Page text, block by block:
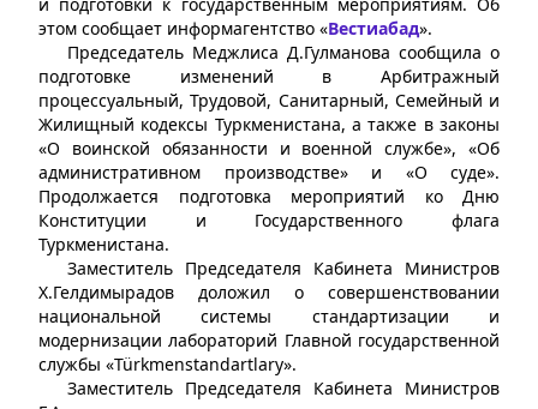
этом сообщает информагентство «Вестиабад».
Председатель Меджлиса Д.Гулманова сообщила о
подготовке изменений в Арбитражный
процессуальный, Трудовой, Санитарный, Семейный и
Жилищный кодексы Туркменистана, а также в законы
«О воинской обязанности и военной службе», «Об
административном производстве» и «О суде».
Продолжается подготовка мероприятий ко Дню
Конституции и Государственного флага
Туркменистана.
Заместитель Председателя Кабинета Министров
Х.Гелдимырадов доложил о совершенствовании
национальной системы стандартизации и
модернизации лабораторий Главной государственной
службы «Türkmenstandartlary».
Заместитель Председателя Кабинета Министров